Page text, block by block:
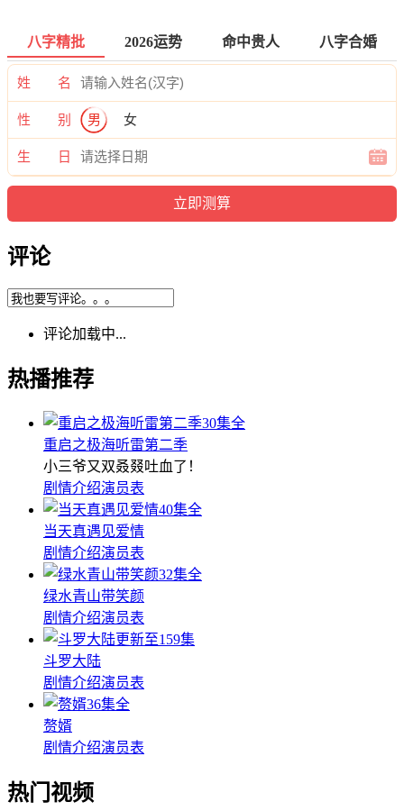
八字精批 2026运势 命中贵人 八字合婚
姓 名
性 别 男 女
生 日
评论
评论加载中...
热播推荐
30集全
重启之极海听雷第二季
小三爷又双叒叕吐血了！
剧情介绍演员表
40集全
当天真遇见爱情
剧情介绍演员表
32集全
绿水青山带笑颜
剧情介绍演员表
更新至159集
斗罗大陆
剧情介绍演员表
36集全
赘婿
剧情介绍演员表
热门视频